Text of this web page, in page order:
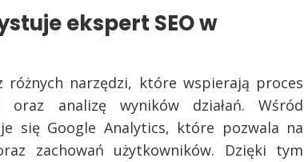
ekspert SEO w
różnych narzędzi, które wspierają proces
analizę wyników działań. Wśród
się Google Analytics, które pozwala na
zachowań użytkowników. Dzięki tym